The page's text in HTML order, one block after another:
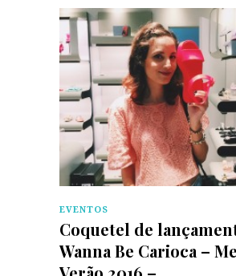
EVENTOS
Coquetel de
Wanna Be Carioca –